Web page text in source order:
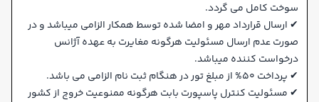
سوخت کامل می گردد.
✔ ارسال قرارداد مهر و امضا شده توسط همکار الزامی میباشد و در
صورت عدم ارسال مسئولیت هرگونه مغایرت به عهده آژانس
درخواست کننده میباشد.
✔ پرداخت 50% از مبلغ تور در هنگام ثبت نام الزامی می باشد.
✔ مسئولیت کنترل پاسپورت بابت هرگونه ممنوعیت خروج از کشور